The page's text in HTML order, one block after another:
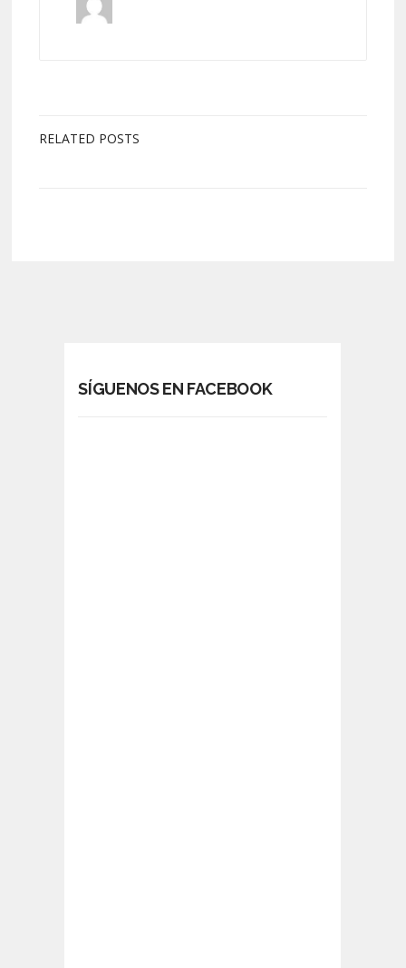
RELATED POSTS
SÍGUENOS EN FACEBOOK